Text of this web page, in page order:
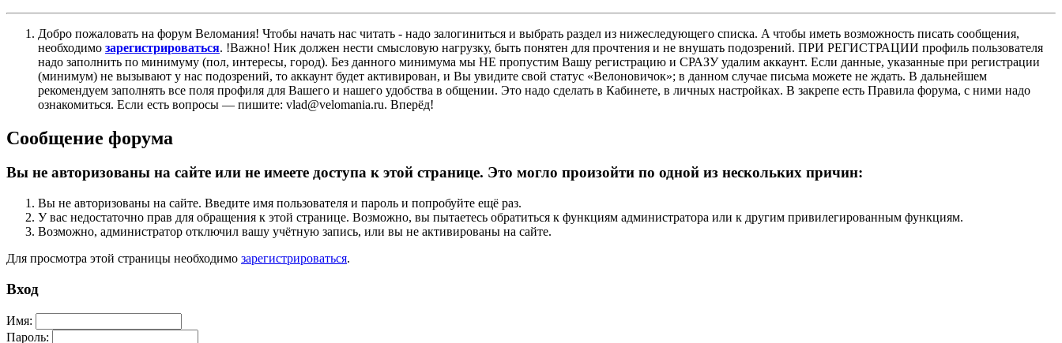
Добро пожаловать на форум Веломания! Чтобы начать нас читать - надо залогиниться и выбрать раздел из нижеследующего списка. A чтобы иметь возможность писать сообщения,
необходимо зарегистрироваться. !Важно! Ник должен нести смысловую нагрузку, быть понятен для прочтения и не внушать подозрений. ПРИ РЕГИСТРАЦИИ профиль пользователя
надо заполнить по минимуму (пол, интересы, город). Без данного минимума мы НЕ пропустим Вашу регистрацию и СРАЗУ удалим аккаунт. Если данные, указанные при регистрации
(минимум) не вызывают у нас подозрений, то аккаунт будет активирован, и Вы увидите свой статус «Велоновичок»; в данном случае письма можете не ждать. В дальнейшем
рекомендуем заполнять все поля профиля для Вашего и нашего удобства в общении. Это надо сделать в Кабинете, в личных настройках. В закрепе есть Правила форума, с ними надо
ознакомиться. Если есть вопросы — пишите: vlad@velomania.ru. Вперёд!
Сообщение форума
Вы не авторизованы на сайте или не имеете доступа к этой странице. Это могло произойти по одной из нескольких причин:
Вы не авторизованы на сайте. Введите имя пользователя и пароль и попробуйте ещё раз.
У вас недостаточно прав для обращения к этой странице. Возможно, вы пытаетесь обратиться к функциям администратора или к другим привилегированным функциям.
Возможно, администратор отключил вашу учётную запись, или вы не активированы на сайте.
Для просмотра этой страницы необходимо зарегистрироваться.
Вход
Имя:
Пароль: